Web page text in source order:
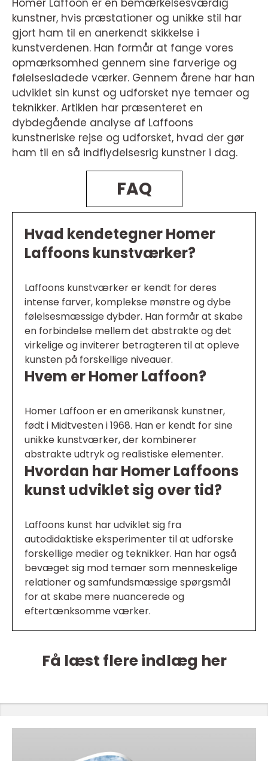
Homer Laffoon er en bemærkelsesværdig
kunstner, hvis præstationer og unikke stil har
gjort ham til en anerkendt skikkelse i
kunstverdenen. Han formår at fange vores
opmærksomhed gennem sine farverige og
følelsesladede værker. Gennem årene har han
udviklet sin kunst og udforsket nye temaer og
teknikker. Artiklen har præsenteret en
dybdegående analyse af Laffoons
kunstneriske rejse og udforsket, hvad der gør
ham til en så indflydelsesrig kunstner i dag.
FAQ
Hvad kendetegner Homer
Laffoons kunstværker?
Laffoons kunstværker er kendt for deres
intense farver, komplekse mønstre og dybe
følelsesmæssige dybder. Han formår at skabe
en forbindelse mellem det abstrakte og det
virkelige og inviterer betragteren til at opleve
kunsten på forskellige niveauer.
Hvem er Homer Laffoon?
Homer Laffoon er en amerikansk kunstner,
født i Midtvesten i 1968. Han er kendt for sine
unikke kunstværker, der kombinerer
abstrakte udtryk og realistiske elementer.
Hvordan har Homer Laffoons
kunst udviklet sig over tid?
Laffoons kunst har udviklet sig fra
autodidaktiske eksperimenter til at udforske
forskellige medier og teknikker. Han har også
bevæget sig mod temaer som menneskelige
relationer og samfundsmæssige spørgsmål
for at skabe mere nuancerede og
eftertænksomme værker.
Få læst flere indlæg her